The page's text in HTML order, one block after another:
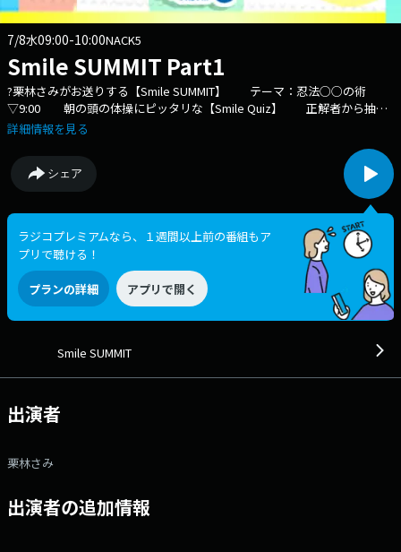
7/8水09:00-10:00NACK5
Smile SUMMIT Part1
?栗林さみがお送りする【Smile SUMMIT】 テーマ：忍法○○の術
▽9:00 朝の頭の体操にピッタリな【Smile Quiz】 正解者から抽選
で1名に クイズ専用ステッカーをプレゼント！ ▼9:10 採れた
サミツアーズ】 ラジオをお聴きのあなたとスマサミツアーズ看板プラ
ンナーの栗林さみが一緒に スマイル溢れる極上の旅行プランを作って
いく妄想旅行コーナー。 7月の旅の舞台は「北海道」 現在、
北海道 稚内周辺のおすすめグルメスポットを募集中！ ▼10:40
【AXA presents Smile Leader ～あの日の決断、その先の笑顔～】 毎
週１つの企業をピックアップ！ 経営者や社員の方を通して、会社のスト
ーリーやターニングポイント、そこで働く人達のリアルな“今”を４日間に
わけてお届けします。 出演：渡邉美穂 ▽11:00 今日これ
を食べると運気がアップする！ 占いコーナー【Lucky Lunch】 テ
ーマ：金運 ▼11:10 今押さえておくべき「笑顔のタネ」を勉強
リスナーの皆さんと気になる話題を語り合う 【THE SUMMIT
TALK】 議題は10時ごろに発表！ ◎番組Xのアカウントは・・・
【@smilesummit795】 ハッシュタグ【#smile795】を付けてポストし
【メッセージフォーム】 今日のテーマ【メロン VS スイカ】 換気
グガーデン「爆ハンサミット」 月曜日：【参加型ロケ企画】リスナー
ルド投書箱】～お悩み&解決報告募集中～ 火曜日：【スマサミ ギルド
投書箱】～今年こそは海で黄昏れたい あやちゃんのママ様～ 火曜日：
詳細情報を見る
シェア
ラジコプレミアムなら、１週間以上前の番組もア
プリで聴ける！
プランの詳細 アプリで開く
Smile SUMMIT
出演者
栗林さみ
出演者の追加情報